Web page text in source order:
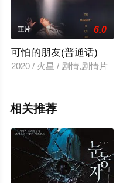
正片 6.0
可怕的朋友(普通话)
2020 / 火星 / 剧情,剧情片
相关推荐